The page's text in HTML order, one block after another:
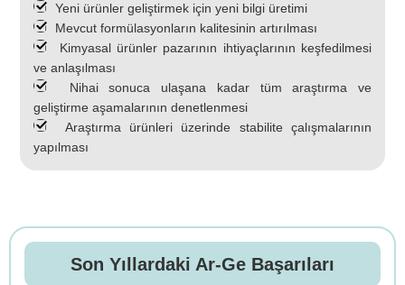
Yeni ürünler geliştirmek için yeni bilgi üretimi
Mevcut formülasyonların kalitesinin artırılması
Kimyasal ürünler pazarının ihtiyaçlarının keşfedilmesi
ve anlaşılması
Nihai sonuca ulaşana kadar tüm araştırma ve
geliştirme aşamalarının denetlenmesi
Araştırma ürünleri üzerinde stabilite çalışmalarının
yapılması
Son Yıllardaki Ar-Ge Başarıları